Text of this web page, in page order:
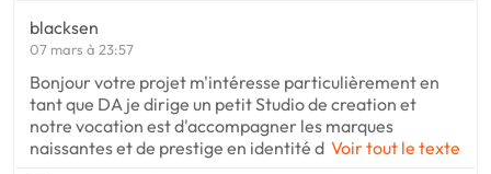
blacksen
07 mars à 23:57
Bonjour votre projet m'intéresse particulièrement en
tant que DA je dirige un petit Studio de creation et
notre vocation est d'accompagner les marques
naissantes et de prestige en identité d Voir tout le texte